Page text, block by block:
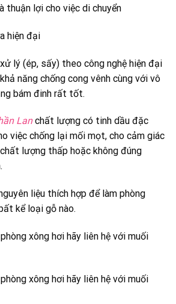
thuận lợi cho việc di chuyển
hiện đại
lý (ép, sấy) theo công nghệ hiện đại
năng chống cong vênh cùng với vô
bám đinh rất tốt.
Lanchất lượng có tinh dầu đặc
việc chống lại mối mọt, cho cảm giác
lượng thấp hoặc không đúng
liệu thích hợp để làm phòng
kể loại gỗ nào.